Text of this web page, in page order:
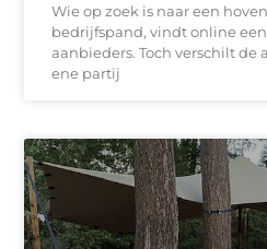
Wie op zoek is naar een
bedrijfspand, vindt online
aanbieders. Toch verschilt de
ene partij